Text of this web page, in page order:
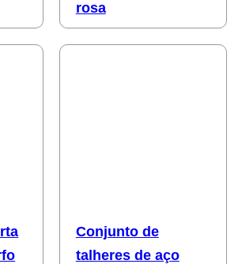
rosa
Conjunto de
talheres de aço